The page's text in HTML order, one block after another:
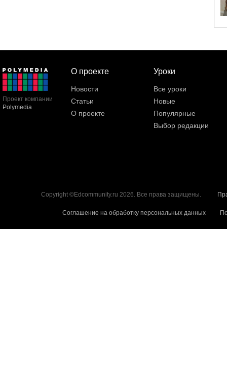
Проект компании
Polymedia
О проекте
Новости
Статьи
О проекте
Уроки
Все уроки
Новые
Популярные
Выбор редакции
Copyright ©Edcommunity.ru 2026. Все права защищены.
Соглашение на обработку персональных данных